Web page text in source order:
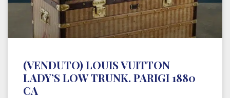
(VENDUTO) LOUIS VUITTON
LADY’S LOW TRUNK. PARIGI 1880
CA